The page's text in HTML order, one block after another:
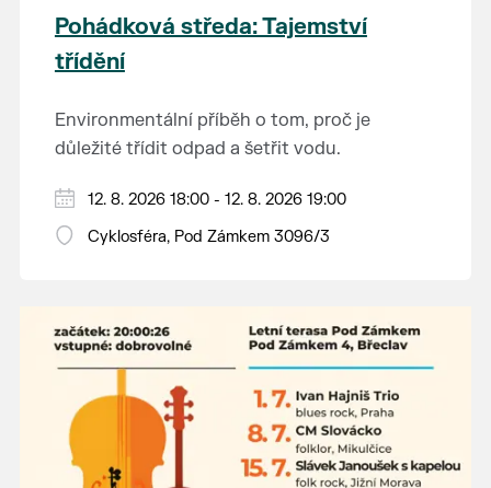
Pohádková středa: Tajemství
třídění
Environmentální příběh o tom, proč je
důležité třídit odpad a šetřit vodu.
Hraje se jen za příznivého počasí.
Vstupné dobrovolné.
12. 8. 2026 18:00 - 12. 8. 2026 19:00
Cyklosféra, Pod Zámkem 3096/3